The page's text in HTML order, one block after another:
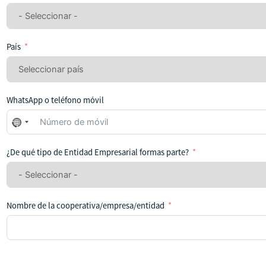
País
WhatsApp o teléfono móvil
No
se
seleccionado
ningún
¿De qué tipo de Entidad Empresarial formas parte?
Nombre de la cooperativa/empresa/entidad